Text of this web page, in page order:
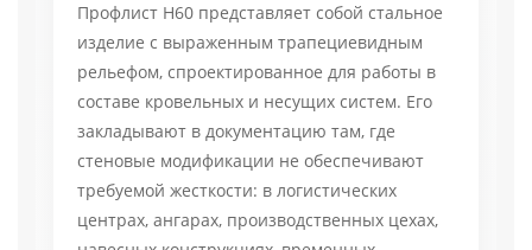
Профлист Н60 представляет собой стальное
изделие с выраженным трапециевидным
рельефом, спроектированное для работы в
составе кровельных и несущих систем. Его
закладывают в документацию там, где
стеновые модификации не обеспечивают
требуемой жесткости: в логистических
центрах, ангарах, производственных цехах,